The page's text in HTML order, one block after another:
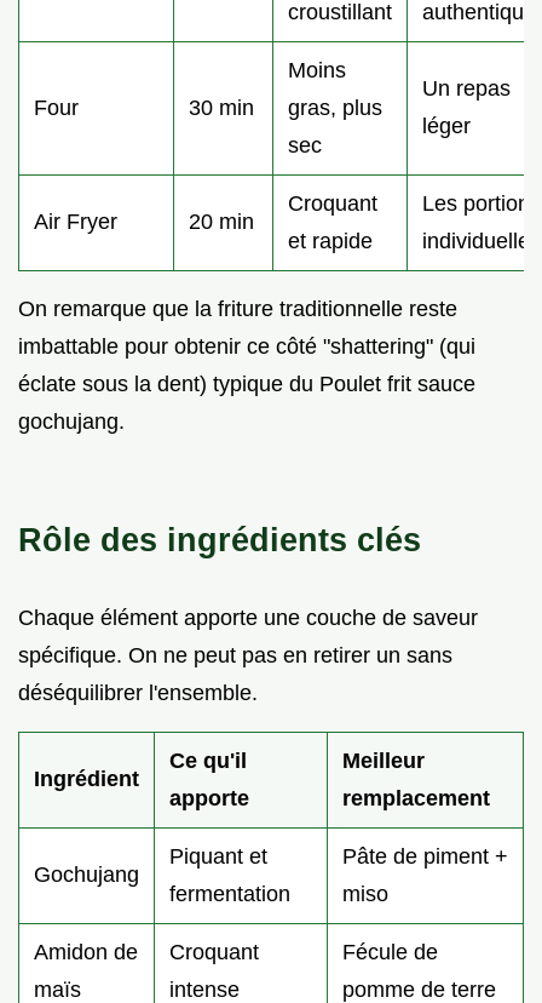
croustillant
authentique
Four 30 min
Moins
gras, plus
sec
Un repas
léger
Air Fryer 20 min
Croquant
et rapide
Les portions
individuelles
On remarque que la friture traditionnelle reste
imbattable pour obtenir ce côté "shattering" (qui
éclate sous la dent) typique du Poulet frit sauce
gochujang.
Rôle des ingrédients clés
Chaque élément apporte une couche de saveur
spécifique. On ne peut pas en retirer un sans
déséquilibrer l'ensemble.
Ingrédient
Ce qu'il
apporte
Meilleur
remplacement
Gochujang
Piquant et
fermentation
Pâte de piment +
miso
Amidon de
maïs
Croquant
intense
Fécule de
pomme de terre